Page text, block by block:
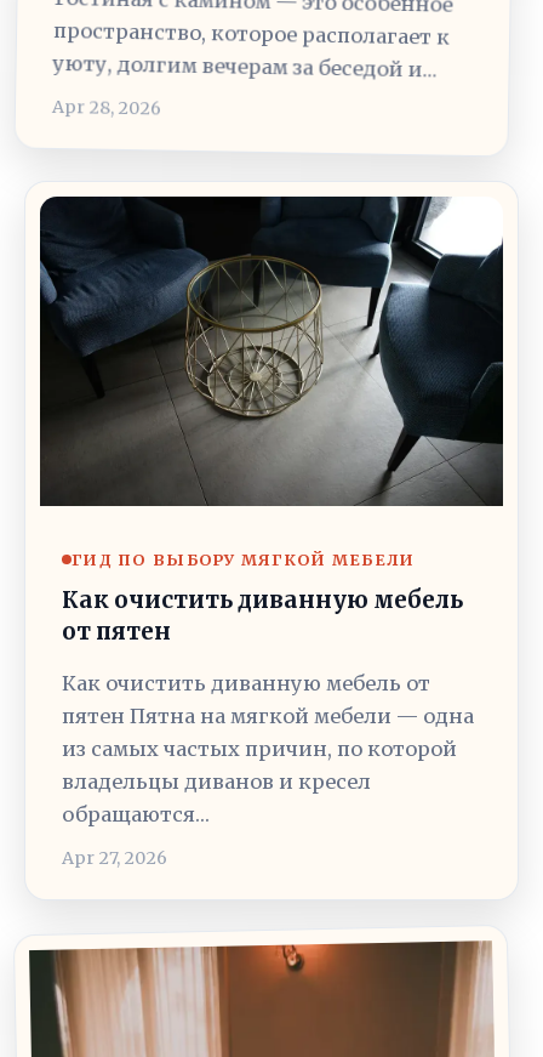
уюту, долгим вечерам за беседой и…
Apr 28, 2026
ГИД ПО ВЫБОРУ МЯГКОЙ МЕБЕЛИ
Как очистить диванную мебель
от пятен
Как очистить диванную мебель от
пятен Пятна на мягкой мебели — одна
из самых частых причин, по которой
владельцы диванов и кресел
обращаются…
Apr 27, 2026